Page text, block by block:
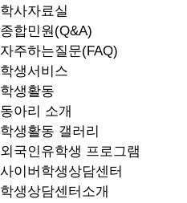
학사자료실
종합민원(Q&A)
자주하는질문(FAQ)
학생서비스
학생활동
동아리 소개
학생활동 갤러리
외국인유학생 프로그램
사이버학생상담센터
학생상담센터소개